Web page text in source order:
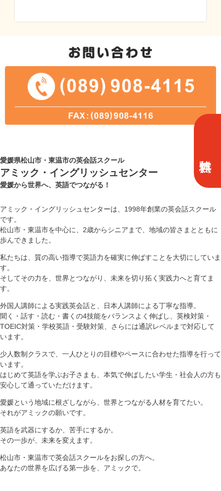
愛媛県松山市・東温市の英会話スクール
アミック・イングリッシュセンター
愛媛から世界へ、英語でつながる！
アミック・イングリッシュセンターは、1998年創業の英会話スクール
です。
松山市・東温市を中心に、2歳からシニアまで、地域の皆さまとともに
歩んできました。
私たちは、質の高い指導で英語力を確実に伸ばすことを大切にしていま
す。
そしてその力を、世界とつながり、未来を切り拓く実践力へと育てま
す。
外国人講師による実践英会話と、日本人講師による丁寧な指導。
聞く・話す・読む・書くの4技能をバランスよく伸ばし、英検対策・
TOEIC対策・学校英語・受験対策、さらには通訳レベルまで対応して
います。
少人数制クラスで、一人ひとりの目標やペースに合わせた指導を行って
います。
はじめて英語を学ぶお子さまも、本気で伸ばしたい学生・社会人の方も
安心して通っていただけます。
愛媛という地域に根ざしながら、世界とつながる人材を育てたい。
それがアミックの願いです。
英語を武器にするか、苦手にするか。
その一歩が、未来を変えます。
松山市・東温市で英会話スクールをお探しの方へ。
あなたの世界を広げる第一歩を、アミックで。